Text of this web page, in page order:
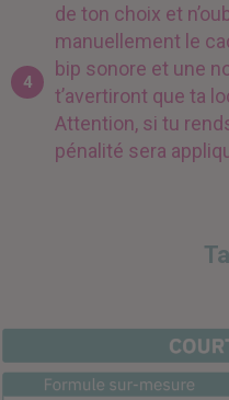
4
de ton choix et
manuellement le
bip sonore et une
t’avertiront que ta
Attention, si tu
pénalité sera